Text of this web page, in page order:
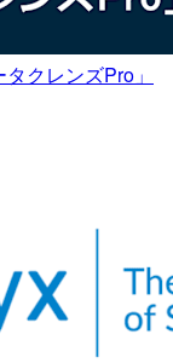
クレンズPro」